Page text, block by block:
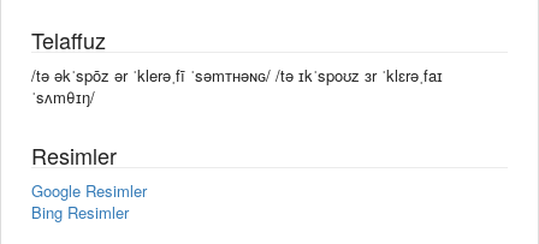
Telaffuz
/tə əkˈspōz ər ˈklerəˌfī ˈsəmᴛʜəɴɢ/ /tə ɪkˈspoʊz ɜr ˈklɛrəˌfaɪ
ˈsʌmθɪŋ/
Resimler
Google Resimler
Bing Resimler